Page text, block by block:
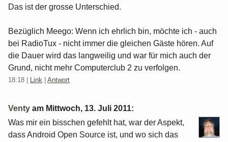
Das ist der grosse Unterschied.
Bezüglich Meego: Wenn ich ehrlich bin, möchte ich - auch
bei RadioTux - nicht immer die gleichen Gäste hören. Auf
die Dauer wird das langweilig und war für mich auch der
Grund, nicht mehr Computerclub 2 zu verfolgen.
18:18 Link Antwort
Venty am Mittwoch, 13. Juli 2011:
Was mir ein bisschen gefehlt hat, war der Aspekt,
dass Android Open Source ist, und wo sich das